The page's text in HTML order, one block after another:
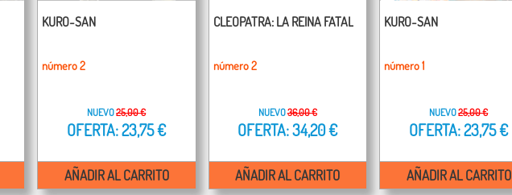
KURO-SAN
número 2
NUEVO25,00 €
OFERTA: 23,75 €
AÑADIR AL CARRITO
CLEOPATRA: LA REINA FATAL
número 2
NUEVO36,00 €
OFERTA: 34,20 €
AÑADIR AL CARRITO
KURO-SAN
número 1
NUEVO25,00 €
OFERTA: 23,75 €
AÑADIR AL CARRITO